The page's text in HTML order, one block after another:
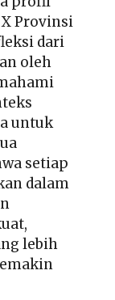
Provinsi
dari
oleh
untuk
setiap
dalam
lebih